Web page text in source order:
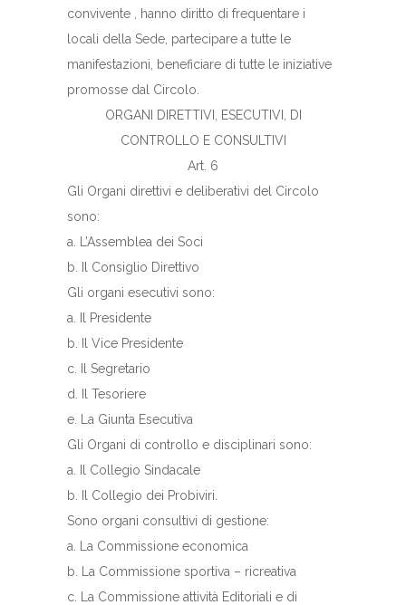
convivente , hanno diritto di frequentare i
locali della Sede, partecipare a tutte le
manifestazioni, beneficiare di tutte le iniziative
promosse dal Circolo.
ORGANI DIRETTIVI, ESECUTIVI, DI
CONTROLLO E CONSULTIVI
Art. 6
Gli Organi direttivi e deliberativi del Circolo
sono:
a. L’Assemblea dei Soci
b. Il Consiglio Direttivo
Gli organi esecutivi sono:
a. Il Presidente
b. Il Vice Presidente
c. Il Segretario
d. Il Tesoriere
e. La Giunta Esecutiva
Gli Organi di controllo e disciplinari sono:
a. Il Collegio Sindacale
b. Il Collegio dei Probiviri.
Sono organi consultivi di gestione:
a. La Commissione economica
b. La Commissione sportiva – ricreativa
c. La Commissione attività Editoriali e di